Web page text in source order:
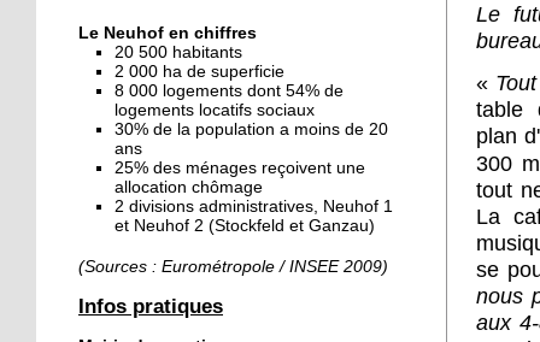
ciel ouvert »
16 octobre 2018
Un vécu de poids
15 octobre 2018
Difracto : devenir un pro
avec Django
Le Neuhof en chiffres
20 500 habitants
2 000 ha de superficie
8 000 logements dont 54% de
logements locatifs sociaux
30% de la population a moins de 20
ans
25% des ménages reçoivent une
allocation chômage
2 divisions administratives, Neuhof 1
et Neuhof 2 (Stockfeld et Ganzau)
(Sources : Eurométropole / INSEE 2009)
Infos pratiques
Le
«
table
plan
300 m
tout
La
se
nous
aux